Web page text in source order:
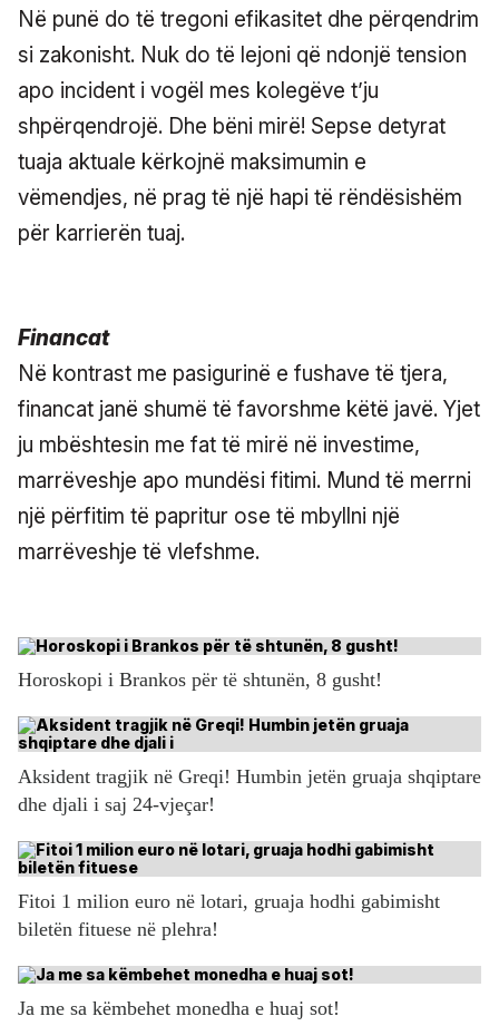
Në punë do të tregoni efikasitet dhe përqendrim
si zakonisht. Nuk do të lejoni që ndonjë tension
apo incident i vogël mes kolegëve t’ju
shpërqendrojë. Dhe bëni mirë! Sepse detyrat
tuaja aktuale kërkojnë maksimumin e
vëmendjes, në prag të një hapi të rëndësishëm
për karrierën tuaj.
Financat
Në kontrast me pasigurinë e fushave të tjera,
financat janë shumë të favorshme këtë javë. Yjet
ju mbështesin me fat të mirë në investime,
marrëveshje apo mundësi fitimi. Mund të merrni
një përfitim të papritur ose të mbyllni një
marrëveshje të vlefshme.
Horoskopi i Brankos për të shtunën, 8 gusht!
Aksident tragjik në Greqi! Humbin jetën gruaja shqiptare
dhe djali i saj 24-vjeçar!
Fitoi 1 milion euro në lotari, gruaja hodhi gabimisht
biletën fituese në plehra!
Ja me sa këmbehet monedha e huaj sot!